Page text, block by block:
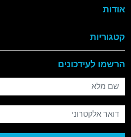
אודות
קטגוריות
הרשמו לעידכונים
שם מלא
דואר אלקטרוני